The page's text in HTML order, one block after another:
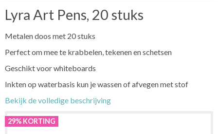
Lyra Art Pens, 20 stuks
Metalen doos met 20 stuks
Perfect om mee te krabbelen, tekenen en schetsen
Geschikt voor whiteboards
Inkten op waterbasis kun je wassen of afvegen met stof
Bekijk de volledige beschrijving
29% KORTING